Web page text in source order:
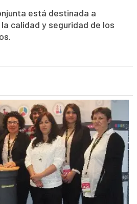
está destinada a
calidad y seguridad de los